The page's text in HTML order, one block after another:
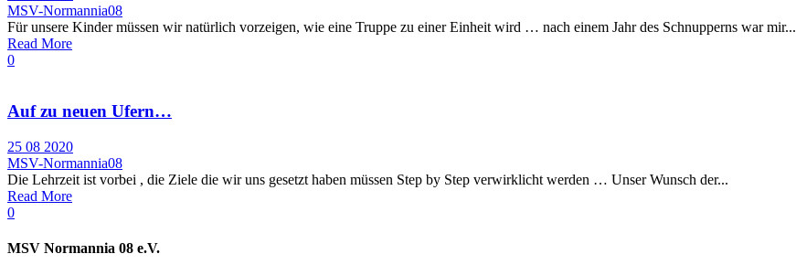
MSV-Normannia08
Für unsere Kinder müssen wir natürlich vorzeigen, wie eine Truppe zu einer Einheit wird … nach einem Jahr des Schnupperns war mir...
Read More
0
Auf zu neuen Ufern…
25 08 2020
MSV-Normannia08
Die Lehrzeit ist vorbei , die Ziele die wir uns gesetzt haben müssen Step by Step verwirklicht werden … Unser Wunsch der...
Read More
0
MSV Normannia 08 e.V.